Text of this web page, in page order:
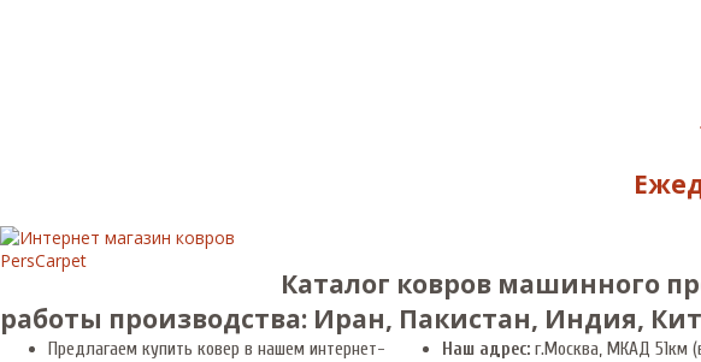
Каталог ковров машинного
работы производства: Иран, Пакистан, Индия,
Предлагаем купить ковер в нашем интернет-
Наш адрес:г.Москва, МКАД 51км